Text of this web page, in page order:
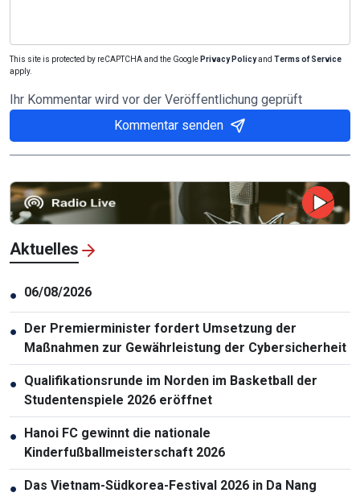
This site is protected by reCAPTCHA and the Google Privacy Policyand Terms of Service
apply.
Ihr Kommentar wird vor der Veröffentlichung geprüft
Kommentar senden
Aktuelles
● 06/08/2026
● Der Premierminister fordert Umsetzung der
Maßnahmen zur Gewährleistung der Cybersicherheit
● Qualifikationsrunde im Norden im Basketball der
Studentenspiele 2026 eröffnet
● Hanoi FC gewinnt die nationale
Kinderfußballmeisterschaft 2026
● Das Vietnam-Südkorea-Festival 2026 in Da Nang